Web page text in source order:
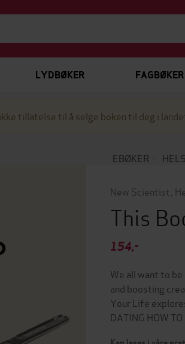
LYDBØKER FAGBØKER
tillatelse til å selge boken til deg i
EBØKER
New Scientist
This
154,-
We all want to
and boosting
Your Life
DATING HOW